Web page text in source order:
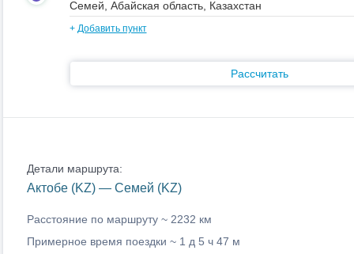
+ Добавить пункт
Рассчитать
Детали маршрута:
Актобе (KZ) — Семей (KZ)
Расстояние по маршруту ~ 2232 км
Примерное время поездки ~ 1 д 5 ч 47 м